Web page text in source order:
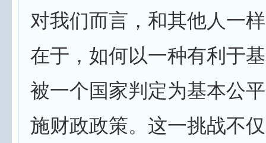
对我们而言，和其他人一
在于，如何以一种有利于
被一个国家判定为基本公
施财政政策。这一挑战不